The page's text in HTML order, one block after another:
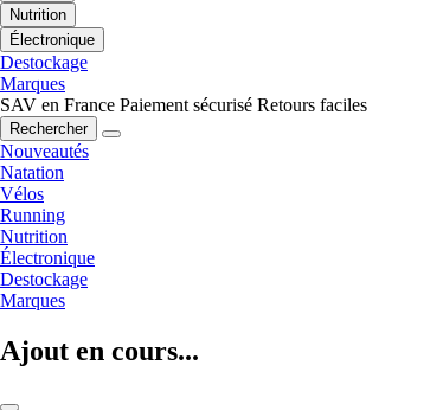
Nutrition
Électronique
Destockage
Marques
SAV en France Paiement sécurisé Retours faciles
Rechercher
Nouveautés
Natation
Vélos
Running
Nutrition
Électronique
Destockage
Marques
Ajout en cours...